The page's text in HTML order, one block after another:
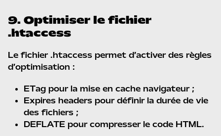
9. Optimiser le fichier
.htaccess
Le fichier .htaccess permet d’activer des règles
d’optimisation :
ETag pour la mise en cache navigateur ;
Expires headers pour définir la durée de vie
des fichiers ;
DEFLATE pour compresser le code HTML.